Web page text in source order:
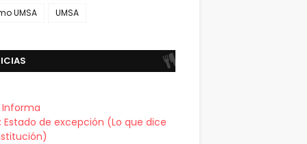
UMSA
UMSA
Informa
Estado de excepción (Lo que dice